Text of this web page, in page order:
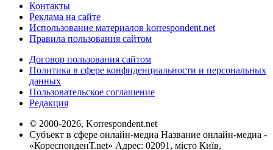
Контакты
Реклама на сайте
Использование материалов korrespondent.net
Правила пользования сайтом
Договор пользования сайтом
Политика в сфере конфиденциальности и персональных
данных
Пользовательское соглашение
Редакция
© 2000-2026, Korrespondent.net
Субъект в сфере онлайн-медиа Название онлайн-медиа -
«КореспонденТ.net» Адрес: 02091, місто Київ,